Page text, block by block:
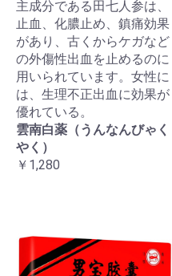
主成分である田七人参は、
止血、化膿止め、鎮痛効果
があり、古くからケガなど
の外傷性出血を止めるのに
用いられています。女性に
は、生理不正出血に効果が
優れている。
雲南白薬（うんなんびゃく
やく）
￥1,280